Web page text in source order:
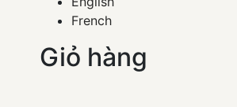
French
Giỏ hàng